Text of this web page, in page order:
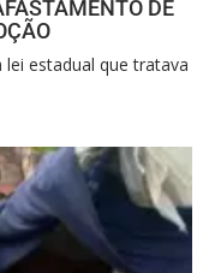
DE
lei estadual que tratava